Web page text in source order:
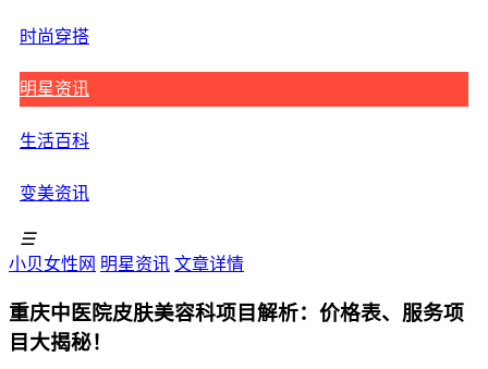
时尚穿搭
明星资讯
生活百科
变美资讯
☰
小贝女性网 明星资讯 文章详情
重庆中医院皮肤美容科项目解析：价格表、服务项
目大揭秘！